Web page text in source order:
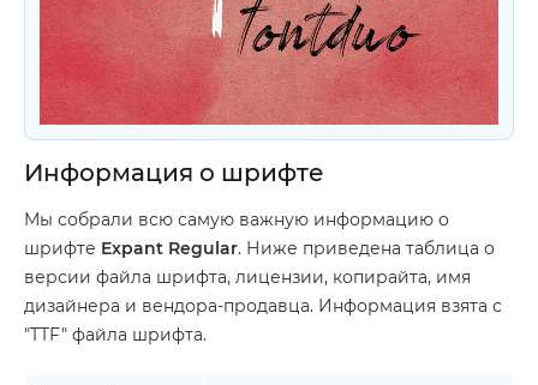
Информация о шрифте
Мы собрали всю самую важную информацию о
шрифте Expant Regular. Ниже приведена таблица о
версии файла шрифта, лицензии, копирайта, имя
дизайнера и вендора-продавца. Информация взята с
"TTF" файла шрифта.